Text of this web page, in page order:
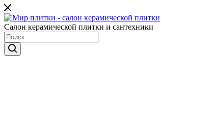
Салон керамической плитки и сантехники